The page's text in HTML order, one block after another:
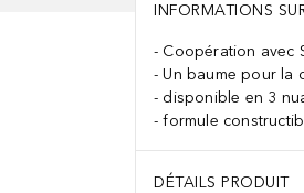
INFORMATIONS
Coopération avec
Un baume pour la
disponible en 3
formule
DÉTAILS PRODUIT